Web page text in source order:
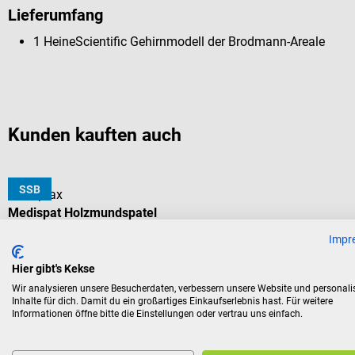
Lieferumfang
1 HeineScientific Gehirnmodell der Brodmann-Areale
Kunden kauften auch
SSB
servoprax
Medispat Holzmundspatel
Splitterfreie Einmalspatel
Packungsgröße:100 Stück
Hier gibt's Kekse
Wir analysieren unsere Besucherdaten, verbessern unsere Website und
Inhalte für dich. Damit du ein großartiges Einkaufserlebnis hast. Für weitere
Informationen öffne bitte die Einstellungen oder vertrau uns einfach.